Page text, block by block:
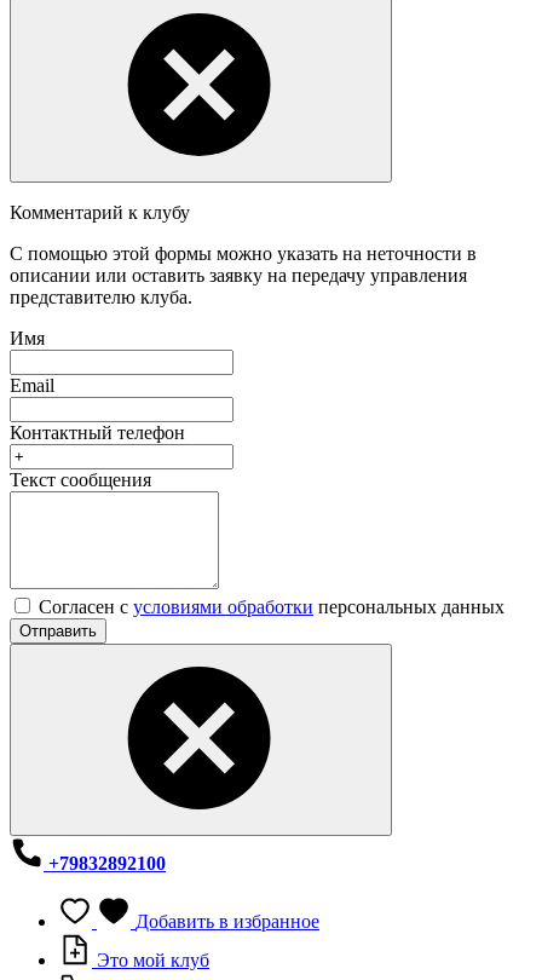
Комментарий к клубу
С помощью этой формы можно указать на неточности в
описании или оставить заявку на передачу управления
представителю клуба.
Имя
Email
Контактный телефон
Текст сообщения
Согласен с условиями обработки персональных данных
Отправить
+79832892100
Добавить в избранное
Это мой клуб